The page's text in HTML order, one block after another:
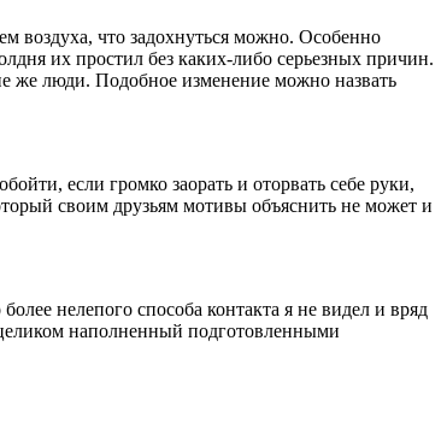
воздуха, что задохнуться можно. Особенно
их простил без каких-либо серьезных причин.
же люди. Подобное изменение можно назвать
если громко заорать и оторвать себе руки,
своим друзьям мотивы объяснить не может и
нелепого способа контакта я не видел и вряд
наполненный подготовленными